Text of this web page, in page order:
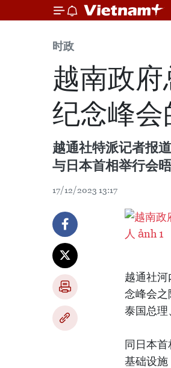
时政
越南政
纪念峰会
越通社特派记者报
与日本首相举行会
17/12/2023 13:17
越通社
念峰会之
泰国总理
同日本
基础设施